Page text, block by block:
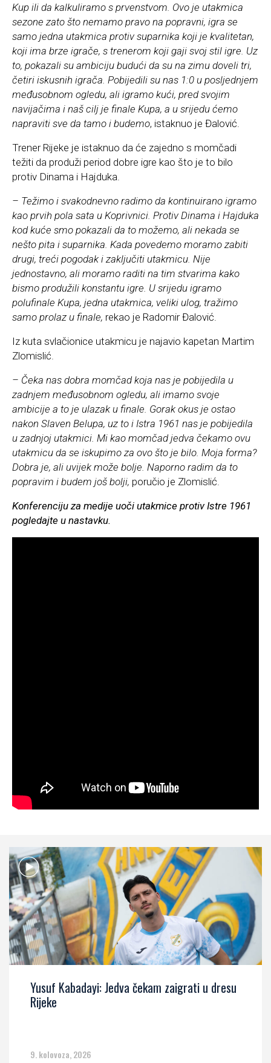
Kup ili da kalkuliramo s prvenstvom. Ovo je utakmica
sezone zato što nemamo pravo na popravni, igra se
samo jedna utakmica protiv suparnika koji je kvalitetan,
koji ima brze igrače, s trenerom koji gaji svoj stil igre. Uz
to, pokazali su ambiciju budući da su na zimu doveli tri,
četiri iskusnih igrača. Pobijedili su nas 1:0 u posljednjem
međusobnom ogledu, ali igramo kući, pred svojim
navijačima i naš cilj je finale Kupa, a u srijedu ćemo
napraviti sve da tamo i budemo, istaknuo je Đalović.
Trener Rijeke je istaknuo da će zajedno s momčadi
težiti da produži period dobre igre kao što je to bilo
protiv Dinama i Hajduka.
– Težimo i svakodnevno radimo da kontinuirano igramo
kao prvih pola sata u Koprivnici. Protiv Dinama i Hajduka
kod kuće smo pokazali da to možemo, ali nekada se
nešto pita i suparnika. Kada povedemo moramo zabiti
drugi, treći pogodak i zaključiti utakmicu. Nije
jednostavno, ali moramo raditi na tim stvarima kako
bismo produžili konstantu igre. U srijedu igramo
polufinale Kupa, jedna utakmica, veliki ulog, tražimo
samo prolaz u finale, rekao je Radomir Đalović.
Iz kuta svlačionice utakmicu je najavio kapetan Martim
Zlomislić.
– Čeka nas dobra momčad koja nas je pobijedila u
zadnjem međusobnom ogledu, ali imamo svoje
ambicije a to je ulazak u finale. Gorak okus je ostao
nakon Slaven Belupa, uz to i Istra 1961 nas je pobijedila
u zadnjoj utakmici. Mi kao momčad jedva čekamo ovu
utakmicu da se iskupimo za ovo što je bilo. Moja forma?
Dobra je, ali uvijek može bolje. Naporno radim da to
popravim i budem još bolji, poručio je Zlomislić.
Konferenciju za medije uoči utakmice protiv Istre 1961
pogledajte u nastavku.
Yusuf Kabadayi: Jedva čekam zaigrati u dresu
Rijeke
9. kolovoza, 2026